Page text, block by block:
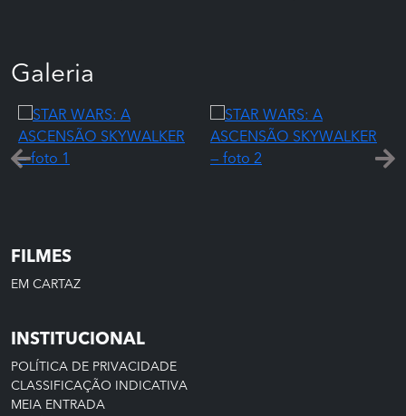
Galeria
FILMES
EM CARTAZ
INSTITUCIONAL
POLÍTICA DE PRIVACIDADE
CLASSIFICAÇÃO INDICATIVA
MEIA ENTRADA